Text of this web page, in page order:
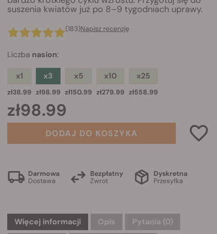
suszenia kwiatów już po 8–9 tygodniach uprawy.
(183)Napisz recenzję
Liczba nasion:
x1
zł38.99
x3
zł98.99
x5
zł150.99
x10
zł279.99
x25
zł558.99
zł98.99
DODAJ DO KOSZYKA
Darmowa
Dostawa
Bezpłatny
Zwrot
Dyskretna
Przesyłka
Więcej informacji Opis Pytania (0)